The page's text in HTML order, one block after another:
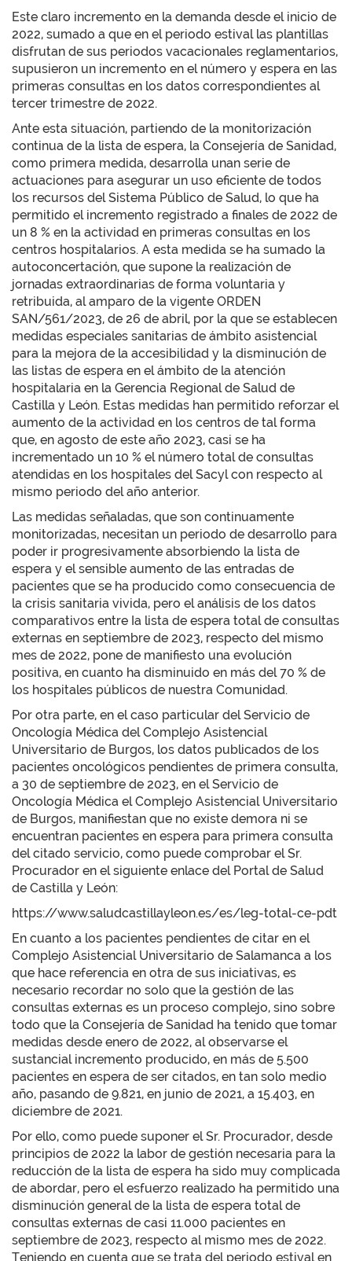
Este claro incremento en la demanda desde el inicio de
2022, sumado a que en el periodo estival las plantillas
disfrutan de sus periodos vacacionales reglamentarios,
supusieron un incremento en el número y espera en las
primeras consultas en los datos correspondientes al
tercer trimestre de 2022.
Ante esta situación, partiendo de la monitorización
continua de la lista de espera, la Consejería de Sanidad,
como primera medida, desarrolla unan serie de
actuaciones para asegurar un uso eficiente de todos
los recursos del Sistema Público de Salud, lo que ha
permitido el incremento registrado a finales de 2022 de
un 8 % en la actividad en primeras consultas en los
centros hospitalarios. A esta medida se ha sumado la
autoconcertación, que supone la realización de
jornadas extraordinarias de forma voluntaria y
retribuida, al amparo de la vigente ORDEN
SAN/561/2023, de 26 de abril, por la que se establecen
medidas especiales sanitarias de ámbito asistencial
para la mejora de la accesibilidad y la disminución de
las listas de espera en el ámbito de la atención
hospitalaria en la Gerencia Regional de Salud de
Castilla y León. Estas medidas han permitido reforzar el
aumento de la actividad en los centros de tal forma
que, en agosto de este año 2023, casi se ha
incrementado un 10 % el número total de consultas
atendidas en los hospitales del Sacyl con respecto al
mismo periodo del año anterior.
Las medidas señaladas, que son continuamente
monitorizadas, necesitan un periodo de desarrollo para
poder ir progresivamente absorbiendo la lista de
espera y el sensible aumento de las entradas de
pacientes que se ha producido como consecuencia de
la crisis sanitaria vivida, pero el análisis de los datos
comparativos entre Ia lista de espera total de consultas
externas en septiembre de 2023, respecto del mismo
mes de 2022, pone de manifiesto una evolución
positiva, en cuanto ha disminuido en más del 70 % de
los hospitales públicos de nuestra Comunidad.
Por otra parte, en el caso particular del Servicio de
Oncología Médica del Complejo Asistencial
Universitario de Burgos, los datos publicados de los
pacientes oncológicos pendientes de primera consulta,
a 30 de septiembre de 2023, en el Servicio de
Oncología Médica el Complejo Asistencial Universitario
de Burgos, manifiestan que no existe demora ni se
encuentran pacientes en espera para primera consulta
del citado servicio, como puede comprobar el Sr.
Procurador en el siguiente enlace del Portal de Salud
de Castilla y León:
https://www.saludcastillayleon.es/es/leg-total-ce-pdt
En cuanto a los pacientes pendientes de citar en el
Complejo Asistencial Universitario de Salamanca a los
que hace referencia en otra de sus iniciativas, es
necesario recordar no solo que la gestión de las
consultas externas es un proceso complejo, sino sobre
todo que la Consejería de Sanidad ha tenido que tomar
medidas desde enero de 2022, al observarse el
sustancial incremento producido, en más de 5.500
pacientes en espera de ser citados, en tan solo medio
año, pasando de 9.821, en junio de 2021, a 15.403, en
diciembre de 2021.
Por ello, como puede suponer el Sr. Procurador, desde
principios de 2022 la labor de gestión necesaria para la
reducción de la lista de espera ha sido muy complicada
de abordar, pero el esfuerzo realizado ha permitido una
disminución general de la lista de espera total de
consultas externas de casi 11.000 pacientes en
septiembre de 2023, respecto al mismo mes de 2022.
Teniendo en cuenta que se trata del periodo estival en